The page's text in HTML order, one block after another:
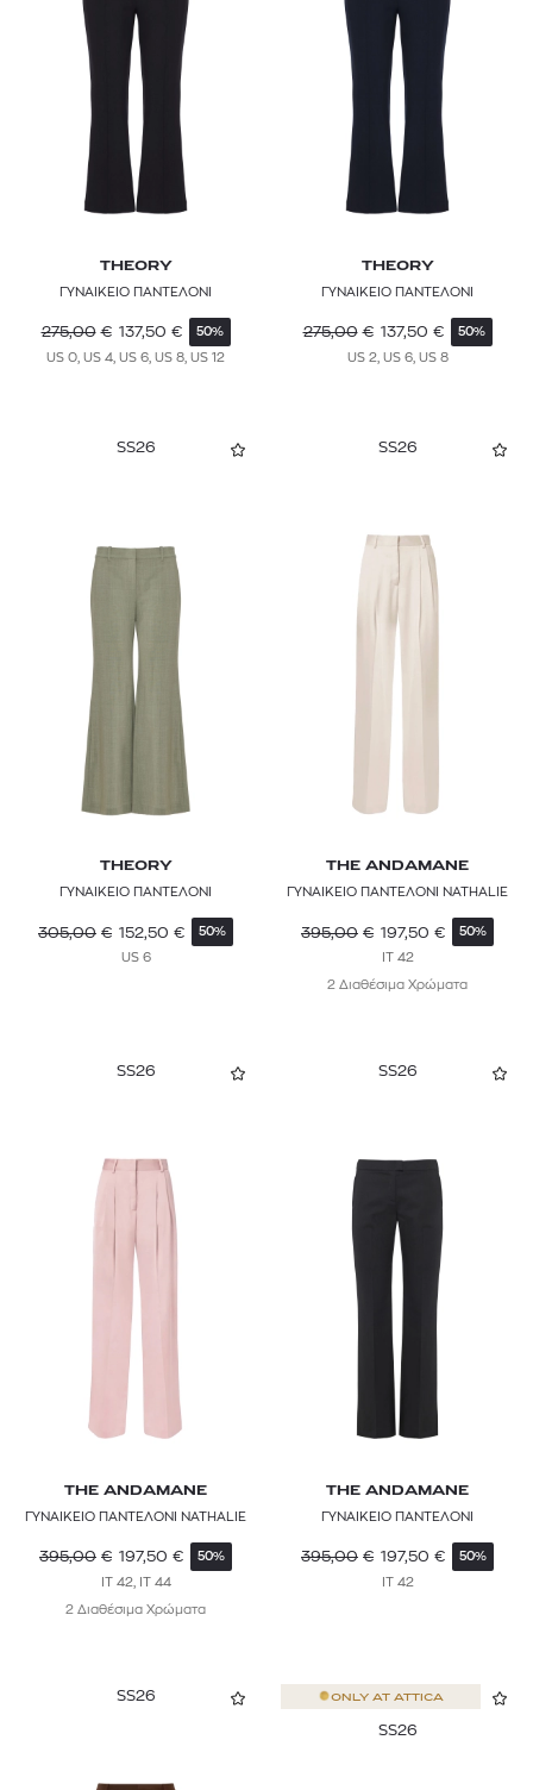
THEORY
ΓΥΝΑΙΚΕΙΟ ΠΑΝΤΕΛΟΝΙ
275,00 € 137,50 € 50%
US 0, US 4, US 6, US 8, US 12
THEORY
ΓΥΝΑΙΚΕΙΟ ΠΑΝΤΕΛΟΝΙ
275,00 € 137,50 € 50%
US 2, US 6, US 8
SS26
THEORY
ΓΥΝΑΙΚΕΙΟ ΠΑΝΤΕΛΟΝΙ
305,00 € 152,50 € 50%
US 6
SS26
THE ANDAMANE
ΓΥΝΑΙΚΕΙΟ ΠΑΝΤΕΛΟΝΙ NATHALIE
395,00 € 197,50 € 50%
IT 42
2 Διαθέσιμα Χρώματα
SS26
THE ANDAMANE
ΓΥΝΑΙΚΕΙΟ ΠΑΝΤΕΛΟΝΙ NATHALIE
395,00 € 197,50 € 50%
IT 42, IT 44
2 Διαθέσιμα Χρώματα
SS26
THE ANDAMANE
ΓΥΝΑΙΚΕΙΟ ΠΑΝΤΕΛΟΝΙ
395,00 € 197,50 € 50%
IT 42
SS26 ONLY AT ATTICA
SS26